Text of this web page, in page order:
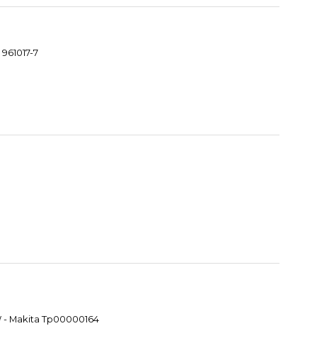
7
- Makita Tp00000164